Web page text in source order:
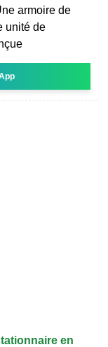
armoire de
unité de
en